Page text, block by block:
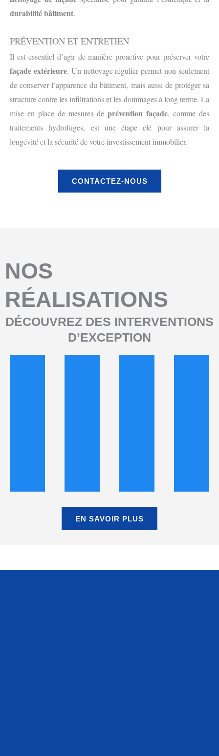
durabilité bâtiment.
PRÉVENTION ET ENTRETIEN
Il est essentiel d’agir de manière proactive pour préserver votre
façade extérieure. Un nettoyage régulier permet non seulement
de conserver l’apparence du bâtiment, mais aussi de protéger sa
structure contre les infiltrations et les dommages à long terme. La
mise en place de mesures de prévention façade, comme des
traitements hydrofuges, est une étape clé pour assurer la
longévité et la sécurité de votre investissement immobilier.
CONTACTEZ-NOUS
NOS
RÉALISATIONS
DÉCOUVREZ DES INTERVENTIONS
D’EXCEPTION
EN SAVOIR PLUS